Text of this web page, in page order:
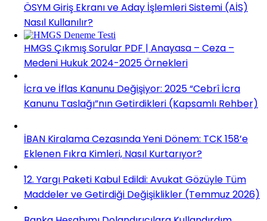
ÖSYM Giriş Ekranı ve Aday İşlemleri Sistemi (AİS)
Nasıl Kullanılır?
HMGS Çıkmış Sorular PDF | Anayasa – Ceza –
Medeni Hukuk 2024-2025 Örnekleri
İcra ve İflas Kanunu Değişiyor: 2025 “Cebrî İcra
Kanunu Taslağı”nın Getirdikleri (Kapsamlı Rehber)
İBAN Kiralama Cezasında Yeni Dönem: TCK 158’e
Eklenen Fıkra Kimleri, Nasıl Kurtarıyor?
12. Yargı Paketi Kabul Edildi: Avukat Gözüyle Tüm
Maddeler ve Getirdiği Değişiklikler (Temmuz 2026)